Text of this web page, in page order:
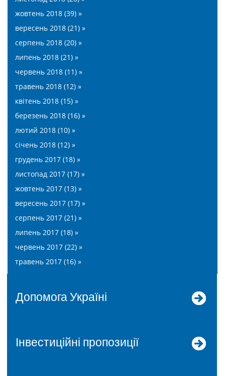
жовтень 2018 (39) »
вересень 2018 (21) »
серпень 2018 (20) »
липень 2018 (21) »
червень 2018 (11) »
травень 2018 (12) »
квітень 2018 (15) »
березень 2018 (16) »
лютий 2018 (10) »
січень 2018 (12) »
грудень 2017 (18) »
листопад 2017 (17) »
жовтень 2017 (13) »
вересень 2017 (17) »
серпень 2017 (21) »
липень 2017 (18) »
червень 2017 (22) »
травень 2017 (16) »
допомога Україні
Інвестиційні пропозиції